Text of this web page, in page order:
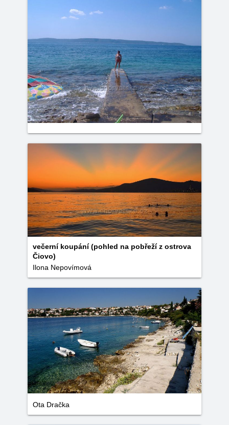
večerní koupání (pohled na pobřeží z ostrova
Čiovo)
Ilona Nepovímová
Ota Dračka